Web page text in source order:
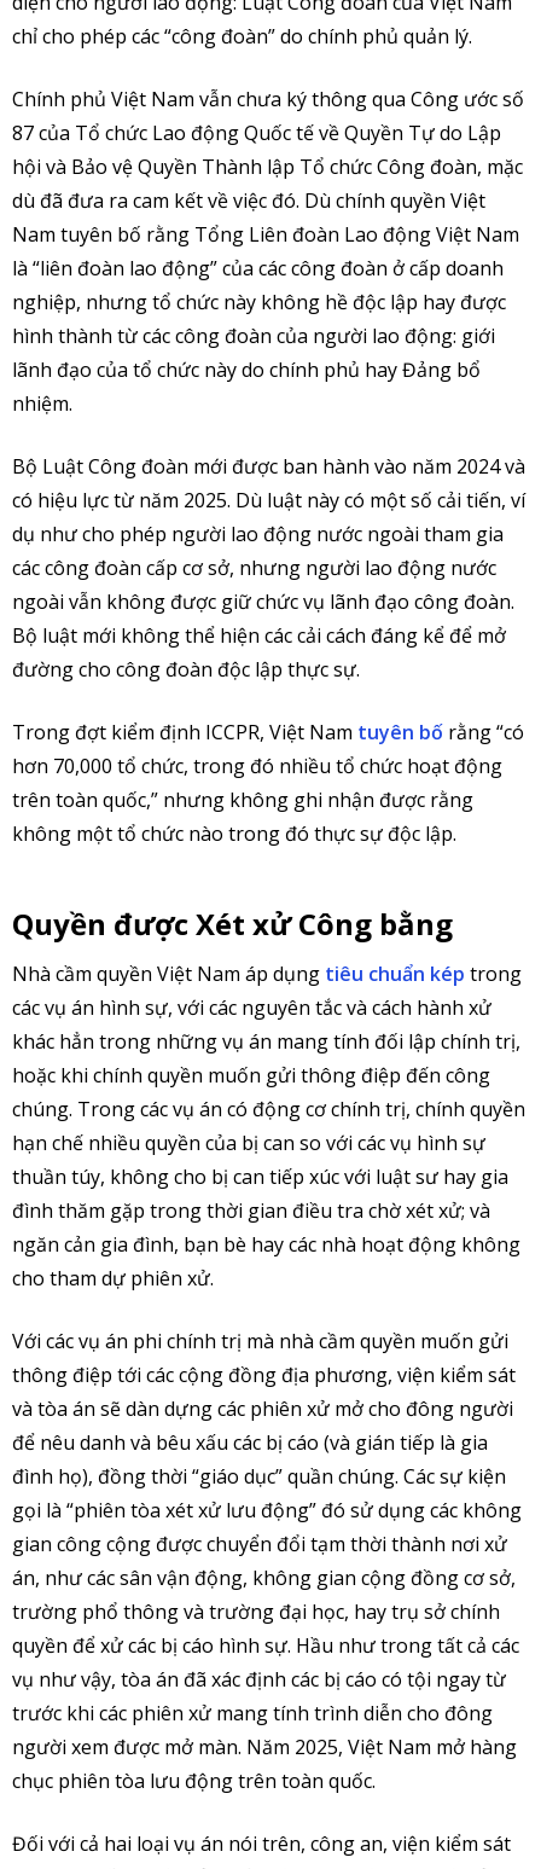
chỉ cho phép các “công đoàn” do chính phủ quản lý.
Chính phủ Việt Nam vẫn chưa ký thông qua Công ước số
87 của Tổ chức Lao động Quốc tế về Quyền Tự do Lập
hội và Bảo vệ Quyền Thành lập Tổ chức Công đoàn, mặc
dù đã đưa ra cam kết về việc đó. Dù chính quyền Việt
Nam tuyên bố rằng Tổng Liên đoàn Lao động Việt Nam
là “liên đoàn lao động” của các công đoàn ở cấp doanh
nghiệp, nhưng tổ chức này không hề độc lập hay được
hình thành từ các công đoàn của người lao động: giới
lãnh đạo của tổ chức này do chính phủ hay Đảng bổ
nhiệm.
Bộ Luật Công đoàn mới được ban hành vào năm 2024 và
có hiệu lực từ năm 2025. Dù luật này có một số cải tiến, ví
dụ như cho phép người lao động nước ngoài tham gia
các công đoàn cấp cơ sở, nhưng người lao động nước
ngoài vẫn không được giữ chức vụ lãnh đạo công đoàn.
Bộ luật mới không thể hiện các cải cách đáng kể để mở
đường cho công đoàn độc lập thực sự.
Trong đợt kiểm định ICCPR, Việt Nam tuyên bố rằng “có
hơn 70,000 tổ chức, trong đó nhiều tổ chức hoạt động
trên toàn quốc,” nhưng không ghi nhận được rằng
không một tổ chức nào trong đó thực sự độc lập.
Quyền được Xét xử Công bằng
Nhà cầm quyền Việt Nam áp dụng tiêu chuẩn kép trong
các vụ án hình sự, với các nguyên tắc và cách hành xử
khác hẳn trong những vụ án mang tính đối lập chính trị,
hoặc khi chính quyền muốn gửi thông điệp đến công
chúng. Trong các vụ án có động cơ chính trị, chính quyền
hạn chế nhiều quyền của bị can so với các vụ hình sự
thuần túy, không cho bị can tiếp xúc với luật sư hay gia
đình thăm gặp trong thời gian điều tra chờ xét xử; và
ngăn cản gia đình, bạn bè hay các nhà hoạt động không
cho tham dự phiên xử.
Với các vụ án phi chính trị mà nhà cầm quyền muốn gửi
thông điệp tới các cộng đồng địa phương, viện kiểm sát
và tòa án sẽ dàn dựng các phiên xử mở cho đông người
để nêu danh và bêu xấu các bị cáo (và gián tiếp là gia
đình họ), đồng thời “giáo dục” quần chúng. Các sự kiện
gọi là “phiên tòa xét xử lưu động” đó sử dụng các không
gian công cộng được chuyển đổi tạm thời thành nơi xử
án, như các sân vận động, không gian cộng đồng cơ sở,
trường phổ thông và trường đại học, hay trụ sở chính
quyền để xử các bị cáo hình sự. Hầu như trong tất cả các
vụ như vậy, tòa án đã xác định các bị cáo có tội ngay từ
trước khi các phiên xử mang tính trình diễn cho đông
người xem được mở màn. Năm 2025, Việt Nam mở hàng
chục phiên tòa lưu động trên toàn quốc.
Đối với cả hai loại vụ án nói trên, công an, viện kiểm sát